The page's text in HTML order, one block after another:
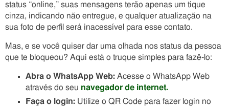
status “online,” suas mensagens terão apenas um tique
cinza, indicando não entregue, e qualquer atualização na
sua foto de perfil será inacessível para esse contato.
Mas, e se você quiser dar uma olhada nos status da pessoa
que te bloqueou? Aqui está o truque simples para fazê-lo:
Abra o WhatsApp Web: Acesse o WhatsApp Web
através do seu navegador de internet.
Faça o login: Utilize o QR Code para fazer login no